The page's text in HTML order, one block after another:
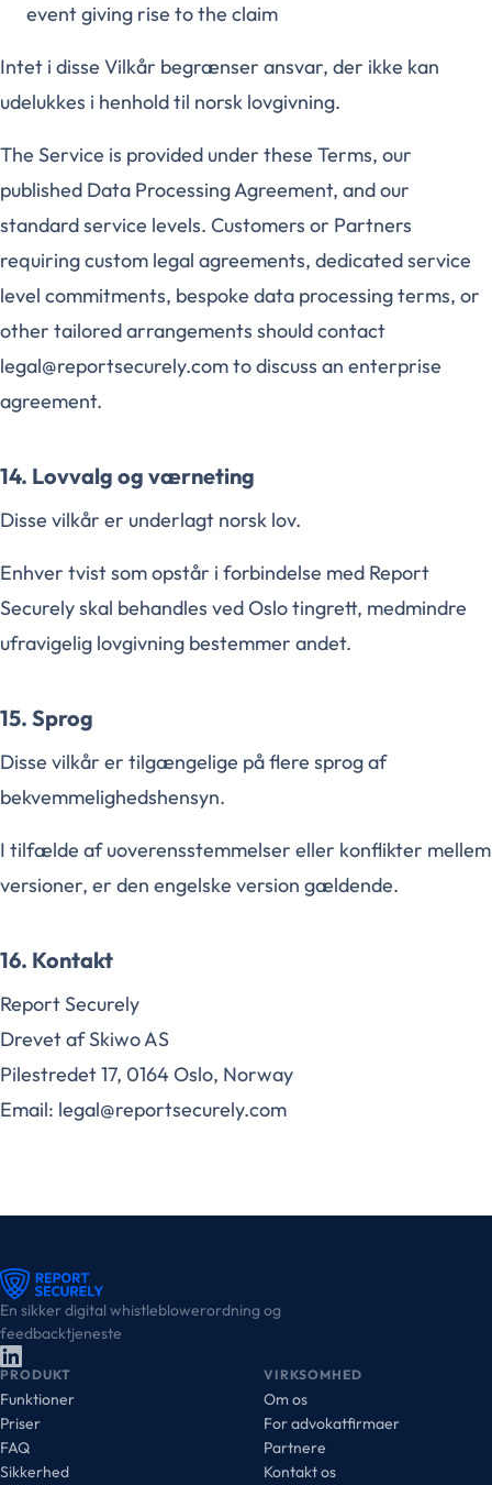
event giving rise to the claim
Intet i disse Vilkår begrænser ansvar, der ikke kan
udelukkes i henhold til norsk lovgivning.
The Service is provided under these Terms, our
published Data Processing Agreement, and our
standard service levels. Customers or Partners
requiring custom legal agreements, dedicated service
level commitments, bespoke data processing terms, or
other tailored arrangements should contact
legal@reportsecurely.com to discuss an enterprise
agreement.
14. Lovvalg og værneting
Disse vilkår er underlagt norsk lov.
Enhver tvist som opstår i forbindelse med Report
Securely skal behandles ved Oslo tingrett, medmindre
ufravigelig lovgivning bestemmer andet.
15. Sprog
Disse vilkår er tilgængelige på flere sprog af
bekvemmelighedshensyn.
I tilfælde af uoverensstemmelser eller konflikter mellem
versioner, er den engelske version gældende.
16. Kontakt
Report Securely
Drevet af Skiwo AS
Pilestredet 17, 0164 Oslo, Norway
Email: legal@reportsecurely.com
En sikker digital whistleblowerordning og
feedbacktjeneste
PRODUKT
Funktioner
Priser
FAQ
Sikkerhed
VIRKSOMHED
Om os
For advokatfirmaer
Partnere
Kontakt os